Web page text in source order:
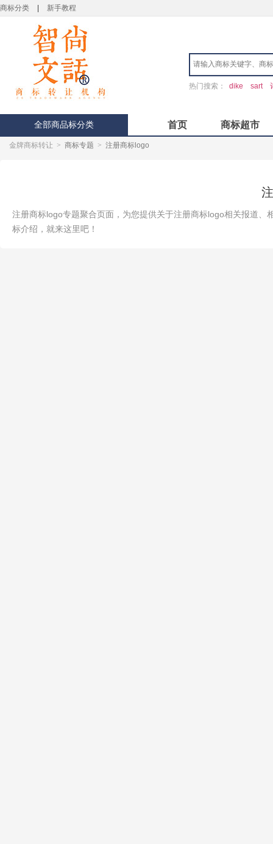
商标分类 新手教程
热门搜索： dike sart
全部商品标分类 首页 商标超市
金牌商标转让 > 商标专题 > 注册商标logo
注册商标logo专题聚合页面，为您提供关于注册商标logo相关报道
标介绍，就来这里吧！